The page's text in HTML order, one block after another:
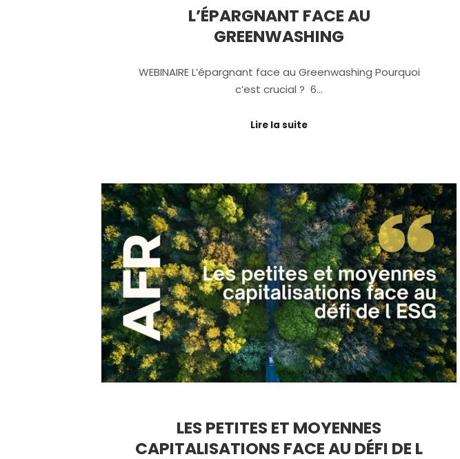
L’ÉPARGNANT FACE AU
GREENWASHING
WEBINAIRE L’épargnant face au Greenwashing Pourquoi
c’est crucial ? 6…
Lire la suite
LES PETITES ET MOYENNES
CAPITALISATIONS FACE AU DÉFI DE L